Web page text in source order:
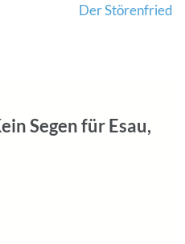
Der Störenfried
Segen für Esau,